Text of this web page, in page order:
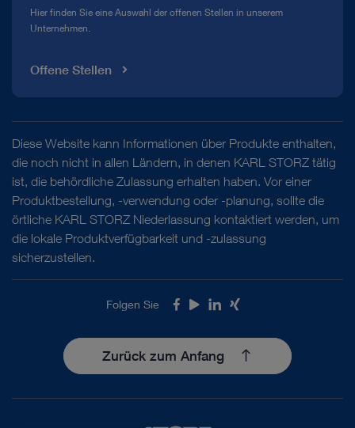
Hier finden Sie eine Auswahl der offenen Stellen in unserem
Unternehmen.
Offene Stellen
Diese Website kann Informationen über Produkte enthalten,
die noch nicht in allen Ländern, in denen KARL STORZ tätig
ist, die behördliche Zulassung erhalten haben. Vor einer
Produktbestellung, -verwendung oder -planung, sollte die
örtliche KARL STORZ Niederlassung kontaktiert werden, um
die lokale Produktverfügbarkeit und -zulassung
sicherzustellen.
Folgen Sie Facebook
Youtube
LinkedIn
Xing
Zurück zum Anfang